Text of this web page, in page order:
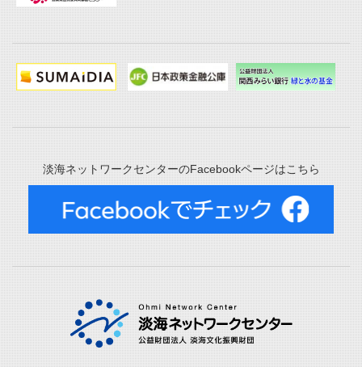
淡海ネットワークセンターのFacebookページはこちら